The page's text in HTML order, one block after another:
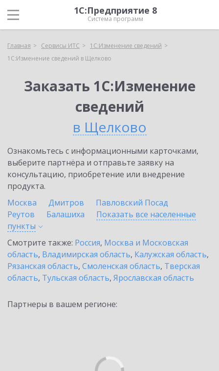
1С:Предприятие 8
Система программ
Главная Сервисы ИТС
1С:Изменение сведений
1С:Изменение сведений в Щелково
Заказать 1С:Изменение
сведений
в Щелково
Ознакомьтесь с информационными карточками,
выберите партнёра и отправьте заявку на
консультацию, приобретение или внедрение
продукта.
Москва
Дмитров
Павловский Посад
Реутов
Балашиха
Показать все населенные
пункты
Смотрите также: Россия, Москва и Московская
область, Владимирская область, Калужская область,
Рязанская область, Смоленская область, Тверская
область, Тульская область, Ярославская область
Партнеры в вашем регионе: